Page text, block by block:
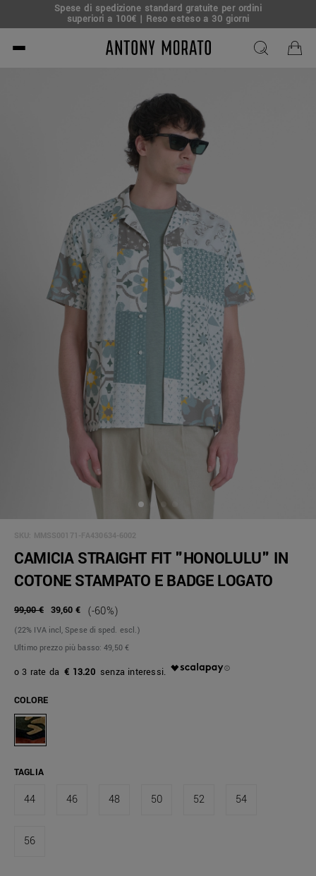
Spese di spedizione standard gratuite per ordini
superiori a 100€ | Reso esteso a 30 giorni
Antony Morato - Official
SKU: MMSS00171-FA430634-6002
CAMICIA STRAIGHT FIT "HONOLULU" IN
COTONE STAMPATO E BADGE LOGATO
99,00 € 39,60 € (-60%)
(22% IVA incl, Spese di sped. escl.)
Ultimo prezzo più basso:49,50 €
€ 13.20
COLORE
TAGLIA
44 46 48 50 52 54
56